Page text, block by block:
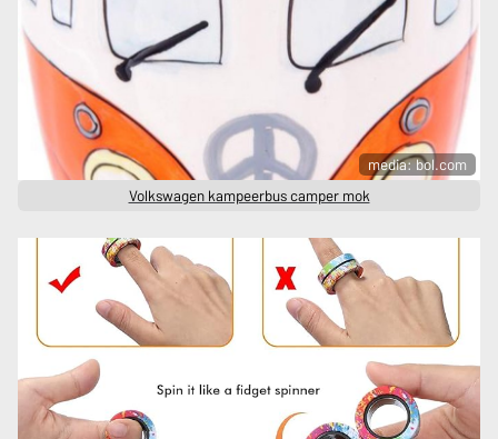
media: bol.com
Volkswagen kampeerbus camper mok